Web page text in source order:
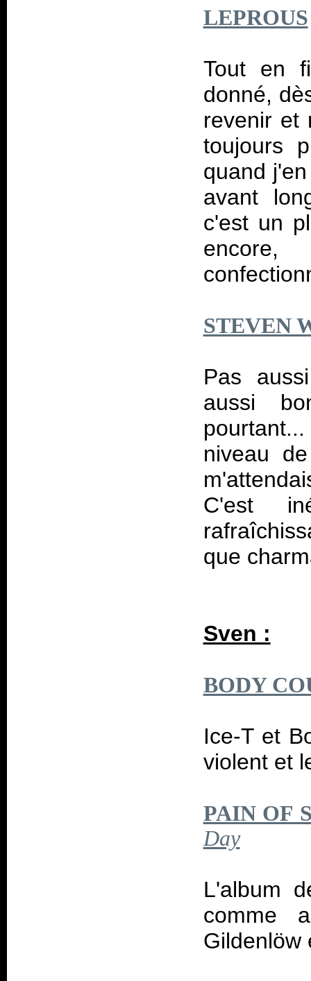
LEPROUS
Tout en
donné,
revenir et
toujours
quand
avant
c'est un
STEVEN
Pas
aussi
niveau
C'est
que
Sven :
BODY
Ice-T et
violent et
PAIN OF
Day
L'album
comme
Gildenlöw